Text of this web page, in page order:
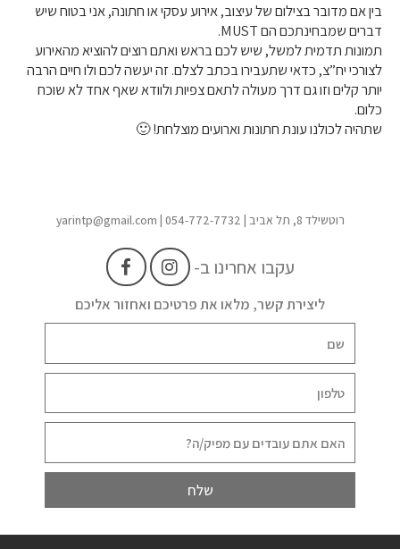
בין אם מדובר בצילום של עיצוב, אירוע עסקי או חתונה, אני בטוח שיש
דברים שמבחינתכם הם MUST.
תמונות תדמית למשל, שיש לכם בראש ואתם רוצים להוציא מהאירוע
לצורכי יח”צ, כדאי שתעבירו בכתב לצלם. זה יעשה לכם ולו חיים הרבה
יותר קלים וזו גם דרך מעולה לתאם צפיות ולוודא שאף אחד לא שוכח
כלום.
שתהיה לכולנו עונת חתונות וארועים מוצלחת! 🙂
רוטשילד 8, תל אביב | yarintp@gmail.com | 054-772-7732
עקבו אחרינו ב-
ליצירת קשר, מלאו את פרטיכם ואחזור אליכם
שלח